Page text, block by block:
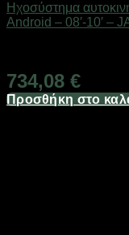
Ηχοσύστημα
Android – 08′-10′ –
734,08 €
Προσθήκη στο